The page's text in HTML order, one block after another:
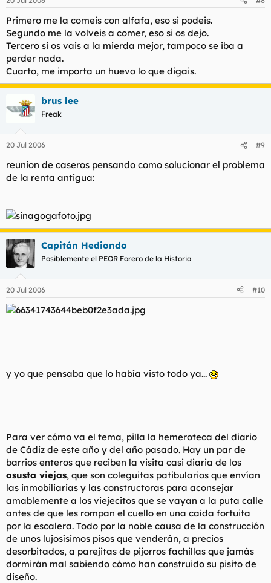
Primero me la comeis con alfafa, eso si podeis.
Segundo me la volveis a comer, eso si os dejo.
Tercero si os vais a la mierda mejor, tampoco se iba a
perder nada.
Cuarto, me importa un huevo lo que digais.
brus lee
Freak
20 Jul 2006 #9
reunion de caseros pensando como solucionar el problema
de la renta antigua:
Capitán Hediondo
Posiblemente el PEOR Forero de la Historia
20 Jul 2006 #10
y yo que pensaba que lo había visto todo ya...
Para ver cómo va el tema, pilla la hemeroteca del diario
de Cádiz de este año y del año pasado. Hay un par de
barrios enteros que reciben la visita casi diaria de los
asusta viejas, que son coleguitas patibularios que envían
las inmobiliarias y las constructoras para aconsejar
amablemente a los viejecitos que se vayan a la puta calle
antes de que les rompan el cuello en una caída fortuita
por la escalera. Todo por la noble causa de la construcción
de unos lujosísimos pisos que venderán, a precios
desorbitados, a parejitas de pijorros fachillas que jamás
dormirán mal sabiendo cómo han construido su pisito de
diseño.